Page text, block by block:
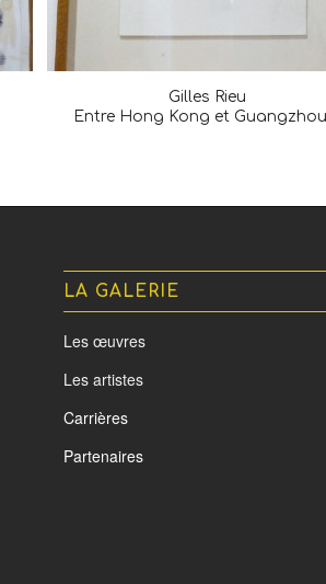
Gilles Rieu
Entre Hong Kong et
LA GALERIE
Les œuvres
Les artistes
Carrières
Partenaires